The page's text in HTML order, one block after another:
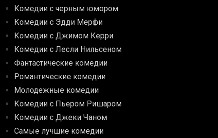
Комедии с черным юмором
Комедии с Эдди Мерфи
Комедии с Джимом Керри
Комедии с Лесли Нильсеном
Фантастические комедии
Романтические комедии
Молодежные комедии
Комедии с Пьером Ришаром
Комедии с Джеки Чаном
Самые лучшие комедии